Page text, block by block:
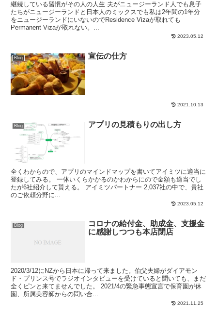
継続している習慣がその人の人生 夫がニュージーランド人でも息子
たちがニュージーランドと日本人のミックスでも私は2年間の1年分
をニュージーランドにいないのでResidence Vizaが取れても
Permanent Vizaが取れない。...
2023.05.12
Blog 宣伝の仕方
2021.10.13
Blog アプリの見積もりの出し方
全くわからので、アプリのマインドマップを書いてアイミツに適当に
登録してみる。 一体いくらかかるのかわからにので金額も適当でし
たが6社紹介して貰える。 アイミツパートナー 2,037社の中で、貴社
のご依頼分野に...
2023.05.12
Blog
コロナの給付金、助成金、支援金
に感謝しつつも本店閉店
2020/3/12にNZから日本に帰って来ました。伯父夫婦がダイアモン
ド・プリンス号でラジオインタビューを受けていると聞いても、まだ
全くピンと来てませんでした。 2021/4の緊急事態宣言で保育園が休
園、所属美容師からの問い合...
2021.11.25